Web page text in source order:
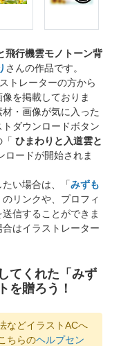
飛行機雲モノトーン背
さんの作品です。
トレーターの方から
を掲載しておりま
・画像が気に入った
ダウンロードボタン
「 ひまわりと入道雲と
ロードが開始されま
い場合は、「みずも
リンクや、プロフィ
信することができま
はイラストレーター
てくれた「みず
を贈ろう！
などイラストACへ
ちらのヘルプセン